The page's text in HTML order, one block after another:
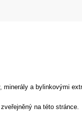
a bylinkovými
na této stránce.